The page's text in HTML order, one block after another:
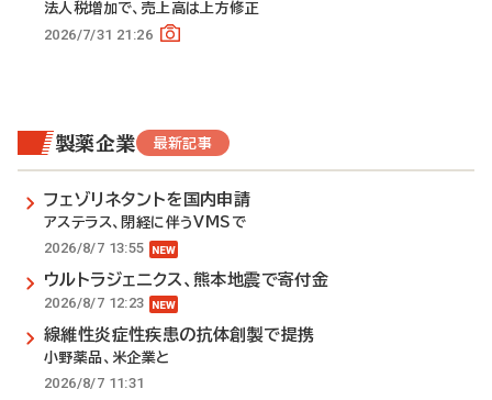
法人税増加で、売上高は上方修正
2026/7/31 21:26
製薬企業 最新記事
フェゾリネタントを国内申請
アステラス、閉経に伴うVMSで
2026/8/7 13:55
ウルトラジェニクス、熊本地震で寄付金
2026/8/7 12:23
線維性炎症性疾患の抗体創製で提携
小野薬品、米企業と
2026/8/7 11:31